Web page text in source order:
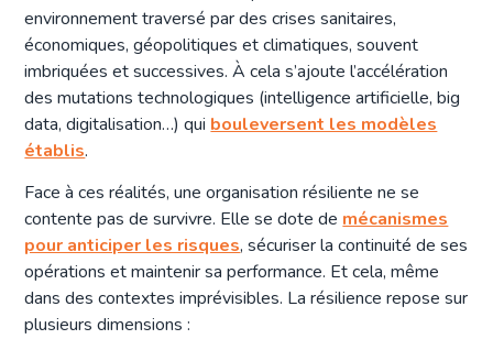
environnement traversé par des crises sanitaires,
économiques, géopolitiques et climatiques, souvent
imbriquées et successives. À cela s’ajoute l’accélération
des mutations technologiques (intelligence artificielle, big
data, digitalisation…) qui bouleversent les modèles
établis.
Face à ces réalités, une organisation résiliente ne se
contente pas de survivre. Elle se dote de mécanismes
pour anticiper les risques, sécuriser la continuité de ses
opérations et maintenir sa performance. Et cela, même
dans des contextes imprévisibles. La résilience repose sur
plusieurs dimensions :